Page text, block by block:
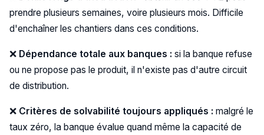
prendre plusieurs semaines, voire plusieurs mois. Difficile
d'enchaîner les chantiers dans ces conditions.
❌ Dépendance totale aux banques : si la banque refuse
ou ne propose pas le produit, il n'existe pas d'autre circuit
de distribution.
❌ Critères de solvabilité toujours appliqués : malgré le
taux zéro, la banque évalue quand même la capacité de